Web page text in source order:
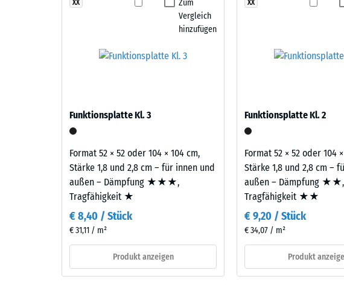
Life Tyres, also für Gummi aus der Verwertung von Altreifen.
vereint
Hellbrauntöne
hellen
Farbbild,
das
an
hellen
Kalkstein
erinnert
und
Außenanlagen
eine
mineralische
Abriebfestigkeit -
Wasserdurchlässigkeit (EN
Rutschhemmung (EN
Scheinbare
Dichte
Skalenwert
780
bis
840
Zum
Vergleich
hinzufügen
XX
Funktionsplatte Kl. 3
Format 52 × 52 oder 104 × 104 cm,
Stärke 1,8 und 2,8 cm – für innen und
außen – Dämpfung ★★★,
Tragfähigkeit ★
€ 8,40 / Stück
€ 31,11 / m²
Produkt anzeigen
XX
Funktionsplatte Kl. 2
Format 52 × 52 oder 104
Stärke 1,8 und 2,8 cm –
außen – Dämpfung ★★,
Tragfähigkeit ★★
€ 9,20 / Stück
€ 34,07 / m²
Produkt